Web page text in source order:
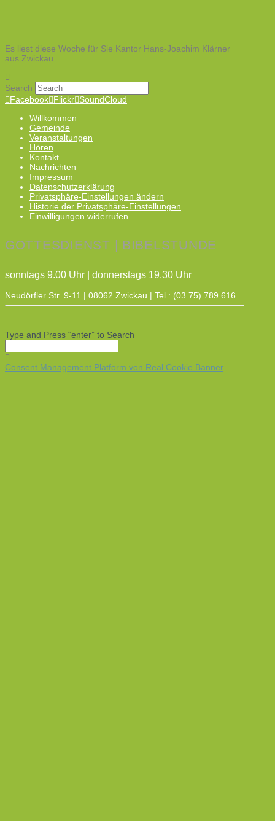
Es liest diese Woche für Sie Kantor Hans-Joachim Klärner
aus Zwickau.
Search
Facebook Flickr SoundCloud
Willkommen
Gemeinde
Veranstaltungen
Hören
Kontakt
Nachrichten
Impressum
Datenschutzerklärung
Privatsphäre-Einstellungen ändern
Historie der Privatsphäre-Einstellungen
Einwilligungen widerrufen
GOTTESDIENST | BIBELSTUNDE
sonntags 9.00 Uhr | donnerstags 19.30 Uhr
Neudörfler Str. 9-11 | 08062 Zwickau | Tel.: (03 75) 789 616
Type and Press “enter” to Search
Consent Management Platform von Real Cookie Banner